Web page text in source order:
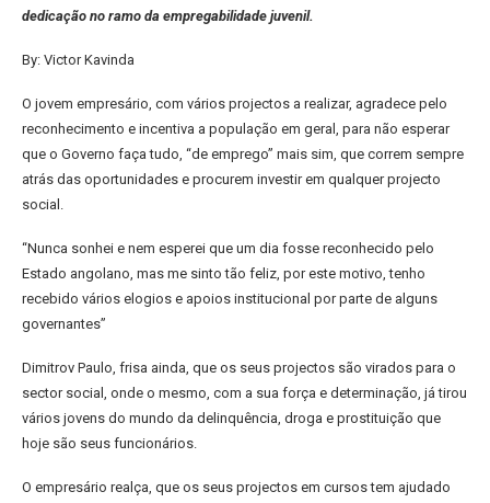
dedicação no ramo da empregabilidade juvenil.
By: Victor Kavinda
O jovem empresário, com vários projectos a realizar, agradece pelo
reconhecimento e incentiva a população em geral, para não esperar
que o Governo faça tudo, “de emprego” mais sim, que correm sempre
atrás das oportunidades e procurem investir em qualquer projecto
social.
“Nunca sonhei e nem esperei que um dia fosse reconhecido pelo
Estado angolano, mas me sinto tão feliz, por este motivo, tenho
recebido vários elogios e apoios institucional por parte de alguns
governantes”
Dimitrov Paulo, frisa ainda, que os seus projectos são virados para o
sector social, onde o mesmo, com a sua força e determinação, já tirou
vários jovens do mundo da delinquência, droga e prostituição que
hoje são seus funcionários.
O empresário realça, que os seus projectos em cursos tem ajudado